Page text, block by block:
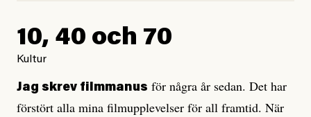
10, 40 och 70
Kultur
Jag skrev filmmanus för några år sedan. Det har
förstört alla mina filmupplevelser för all framtid. När